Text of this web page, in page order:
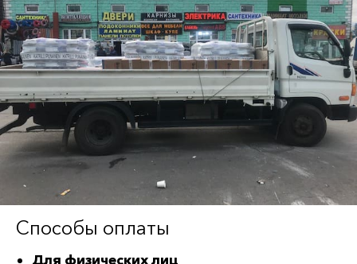
Способы оплаты
Для физических лиц